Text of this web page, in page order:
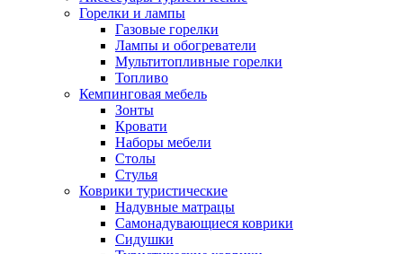
Горелки и лампы
Газовые горелки
Лампы и обогреватели
Мультитопливные горелки
Топливо
Кемпинговая мебель
Зонты
Кровати
Наборы мебели
Столы
Стулья
Коврики туристические
Надувные матрацы
Самонадувающиеся коврики
Сидушки